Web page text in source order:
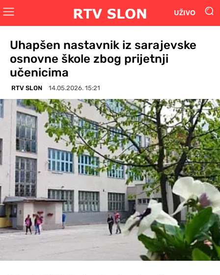
UŽIVO
Uhapšen nastavnik iz sarajevske
osnovne škole zbog prijetnji
učenicima
RTV SLON 14.05.2026. 15:21